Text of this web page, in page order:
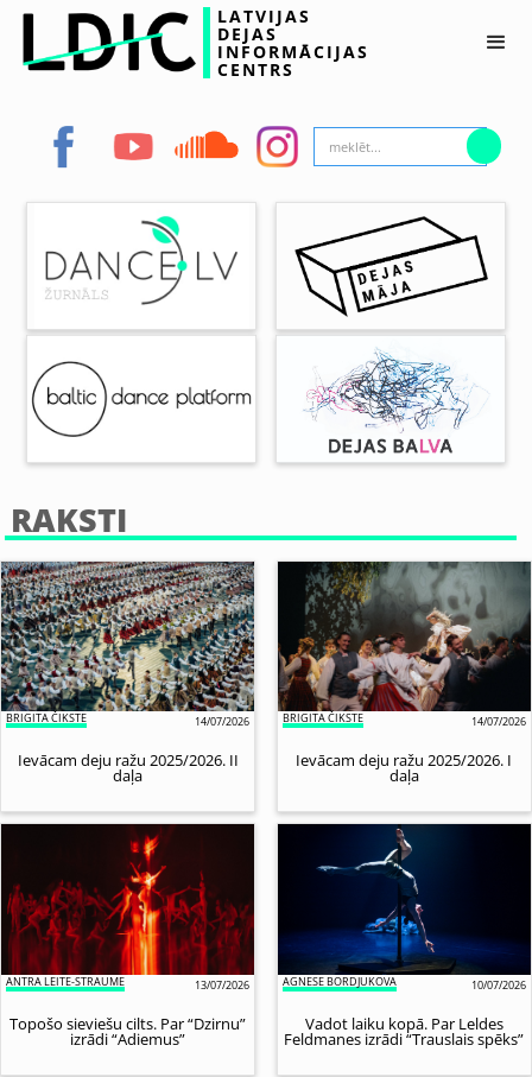
LATVIJAS
DEJAS
INFORMĀCIJAS
CENTRS
RAKSTI
BRIGITA ČIKSTE 14/07/2026
Ievācam deju ražu 2025/2026. II
daļa
BRIGITA ČIKSTE 14/07/2026
Ievācam deju ražu 2025/2026. I
daļa
ANTRA LEITE-STRAUME 13/07/2026
Topošo sieviešu cilts. Par “Dzirnu”
izrādi “Adiemus”
AGNESE BORDJUKOVA 10/07/2026
Vadot laiku kopā. Par Leldes
Feldmanes izrādi “Trauslais spēks”